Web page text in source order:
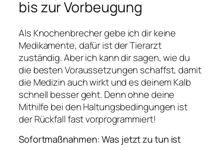
bis zur Vorbeugung
Als Knochenbrecher gebe ich dir keine
Medikamente, dafür ist der Tierarzt
zuständig. Aber ich kann dir sagen, wie du
die besten Voraussetzungen schaffst, damit
die Medizin auch wirkt und es deinem Kalb
schnell besser geht. Denn ohne deine
Mithilfe bei den Haltungsbedingungen ist
der Rückfall fast vorprogrammiert!
Sofortmaßnahmen: Was jetzt zu tun ist